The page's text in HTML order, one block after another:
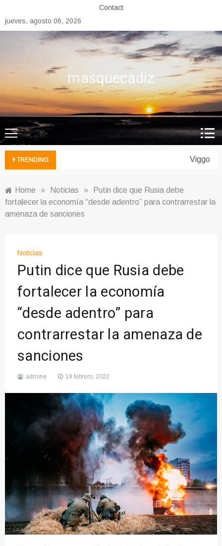
to
content
Contact
jueves, agosto 06, 2026
masquecadiz
TRENDING Viggo
Home » Noticias »
Putin dice que Rusia debe
fortalecer la economía “desde adentro” para contrarrestar la
amenaza de sanciones
Noticias
Putin dice que Rusia debe
fortalecer la economía
“desde adentro” para
contrarrestar la amenaza de
sanciones
admine 18 febrero, 2022